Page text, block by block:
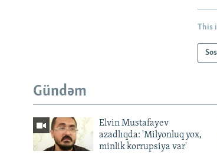
This
Gündəm
Elvin Mustafayev
azadlıqda: 'Milyonluq yox,
minlik korrupsiya var'